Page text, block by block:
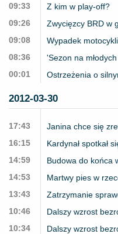
09:33
Z kim w play-off?
09:26
Zwycięzcy BRD w
09:08
Wypadek
08:36
'Sezon na
00:01
Ostrzeżenia o
2012-03-30
17:43
Janina chce się
16:15
Kardynał spotkał
14:59
Budowa do końca
14:53
Martwy pies w
13:43
Zatrzymanie
10:46
Dalszy wzrost
10:34
Dalszy wzrost